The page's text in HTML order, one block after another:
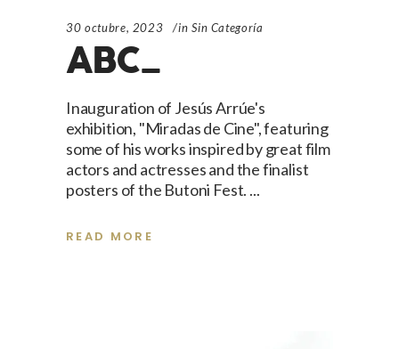
30 octubre, 2023 in Sin Categoría
ABC_
Inauguration of Jesús Arrúe's
exhibition, "Miradas de Cine", featuring
some of his works inspired by great film
actors and actresses and the finalist
posters of the Butoni Fest.
READ MORE